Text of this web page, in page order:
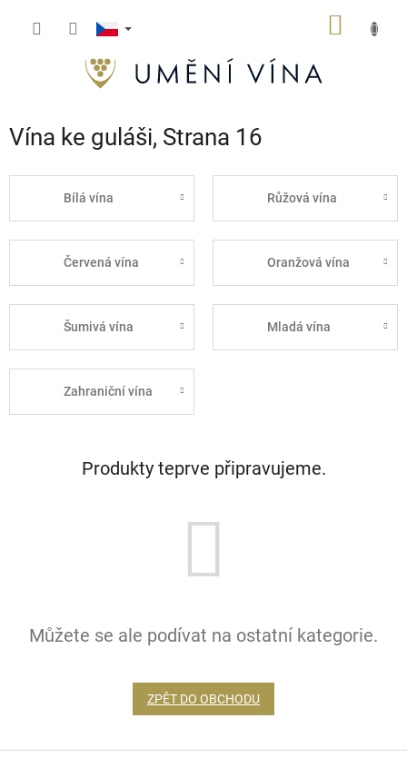
Vína ke guláši, Strana 16
Bílá vína Růžová vína
Červená vína Oranžová vína
Šumivá vína Mladá vína
Zahraniční vína
Produkty teprve připravujeme.
Můžete se ale podívat na ostatní kategorie.
ZPĚT DO OBCHODU